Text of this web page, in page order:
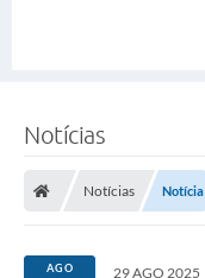
Notícias
Notícias Notícia
AGO 29 AGO 2025